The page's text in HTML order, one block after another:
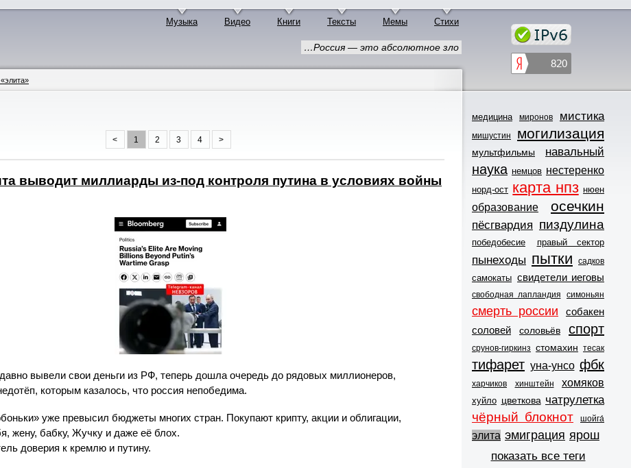
Музыка Видео Книги Тексты Мемы Стихи
…Россия — это абсолютное зло
< 1 2 3 4 >
выводит миллиарды из-под контроля путина в условиях войны
давно вывели свои деньги из РФ, теперь дошла очередь до рядовых миллионеров,
которым казалось, что россия непобедима.
уже превысил бюджеты многих стран. Покупают крипту, акции и облигации,
жену, бабку, Жучку и даже её блох.
доверия к кремлю и путину.
медицина миронов мистика
мишустин могилизация
мультфильмы навальный
наука немцов нестеренко
норд-ост карта нпз нюен
образование осечкин
пёсгвардия пиздулина
победобесие правый сектор
пынеходы пытки садков
самокаты свидетели иеговы
свободная лапландия симоньян
смерть россии
собакен
соловей
соловьёв спорт
срунов-гиркинз стомахин тесак
тифарет уна-унсо фбк
харчиков хинштейн хомяков
хуйло цветкова чатрулетка
чёрный блокнот шойга́
элита эмиграция ярош
показать все теги